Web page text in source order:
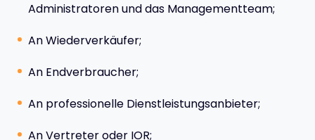
Administratoren und das Managementteam;
An Wiederverkäufer;
An Endverbraucher;
An professionelle Dienstleistungsanbieter;
An Vertreter oder IOR;